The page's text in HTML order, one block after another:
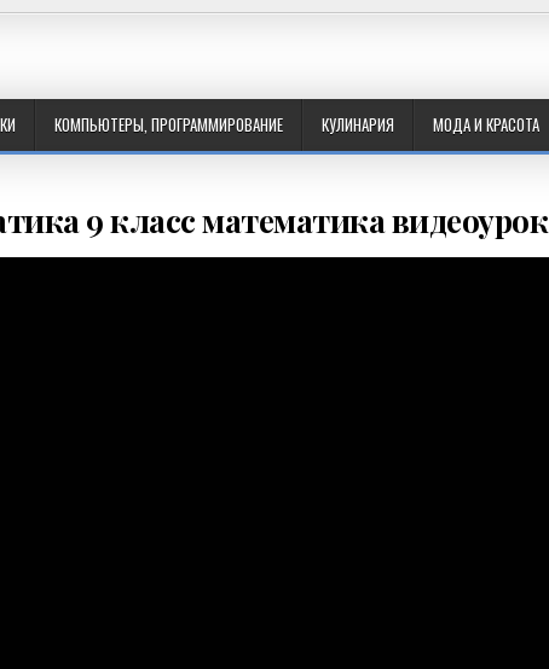
КОМПЬЮТЕРЫ, ПРОГРАММИРОВАНИЕ КУЛИНАРИЯ МОДА И КРАСОТА
9 класс математика видеоурок